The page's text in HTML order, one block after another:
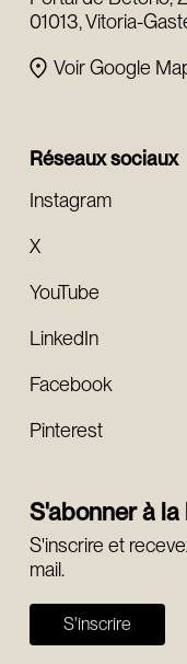
01013, Vitoria-
Voir Google
Réseaux sociaux
Instagram
X
YouTube
LinkedIn
Facebook
Pinterest
S'abonner à
S'inscrire et
mail.
S'inscrire